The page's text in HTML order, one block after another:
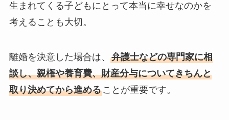
生まれてくる子どもにとって本当に幸せなのかを
考えることも大切。
離婚を決意した場合は、 弁護士などの専門家に相
談し、親権や養育費、財産分与についてきちんと
取り決めてから進めることが重要です。